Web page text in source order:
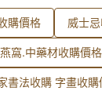
購價格 威士
窩.中藥材收購價格
書法收購 字畫收購